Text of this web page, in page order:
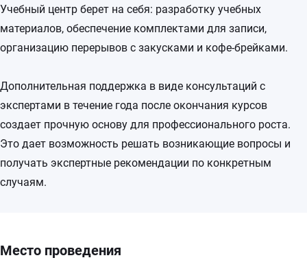
Учебный центр берет на себя: разработку учебных
материалов, обеспечение комплектами для записи,
организацию перерывов с закусками и кофе-брейками.
Дополнительная поддержка в виде консультаций с
экспертами в течение года после окончания курсов
создает прочную основу для профессионального роста.
Это дает возможность решать возникающие вопросы и
получать экспертные рекомендации по конкретным
случаям.
Место проведения